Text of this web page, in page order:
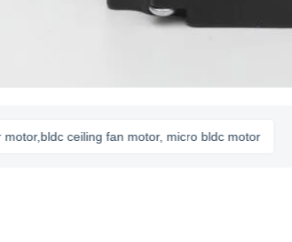
ceiling fan motor, micro bldc motor